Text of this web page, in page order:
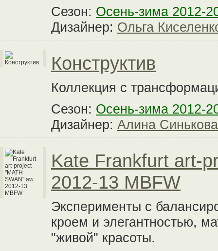
Сезон: Осень-зима 2012-
Дизайнер: Ольга
Конструктив
Коллекция с
Сезон: Осень-зима 2012-
Дизайнер: Алина Синькова
Kate Frankfurt art-
2012-13 MBFW
Эксперименты с
кроем и элегантностью,
"живой" красоты.